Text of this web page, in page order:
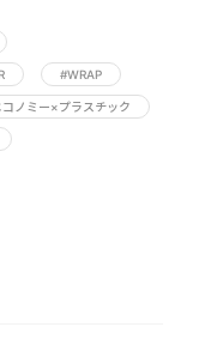
#WRAP
ノミー×プラスチック